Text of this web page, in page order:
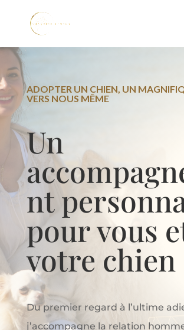
ADOPTER UN CHIEN, UN
VERS NOUS MÊME
Un
nt
pour vous
votre chien
Du premier regard à l’ultime
j’accompagne la relation